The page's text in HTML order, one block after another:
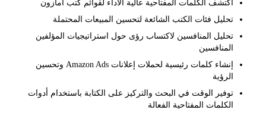
اكتشف الكلمات المفتاحية عالية الأداء لقوائم كتب أمازون
تحليل فئات الكتب الشائعة لتحسين المبيعات المحتملة
تحليل المنافسين لاكتساب رؤى حول استراتيجيات المؤلفين
المنافسين
إنشاء كلمات رئيسية لحملات إعلانات Amazon Ads وتحسين
توفير الوقت في البحث والتركيز على الكتابة باستخدام أدوات
الكلمات المفتاحية الفعالة